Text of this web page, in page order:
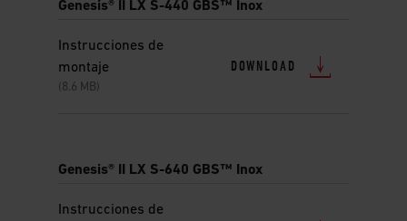
Genesis® II LX S-440 GBS™ Inox
Instrucciones de
montaje
(8.6 MB)
DOWNLOAD
Genesis® II LX S-640 GBS™ Inox
Instrucciones de